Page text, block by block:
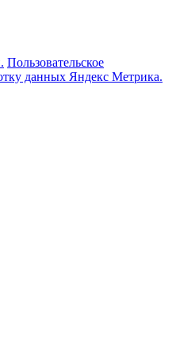
Пользовательское
данных Яндекс Метрика.